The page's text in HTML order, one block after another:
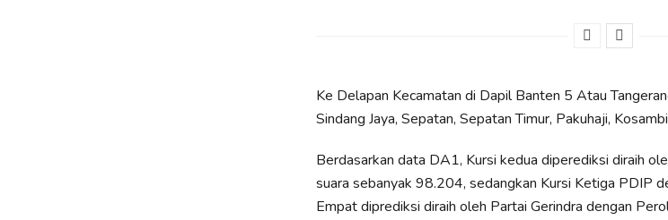
Ke Delapan Kecamatan di Dapil Banten 5 Atau
Sindang Jaya, Sepatan, Sepatan Timur, Pakuhaji,
Berdasarkan data DA1, Kursi kedua diperediksi diraih
suara sebanyak 98.204, sedangkan Kursi Ketiga PDIP
Empat diprediksi diraih oleh Partai Gerindra dengan